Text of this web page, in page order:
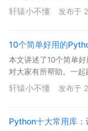
轩辕小不懂 发布于
10个简单好用的
本文讲述了10个简单
对大家有所帮助。一
轩辕小不懂 发布于
Python十大常用库